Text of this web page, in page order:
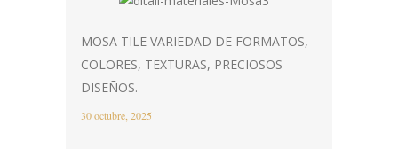
MOSA TILE VARIEDAD DE FORMATOS,
COLORES, TEXTURAS, PRECIOSOS
DISEÑOS.
30 octubre, 2025